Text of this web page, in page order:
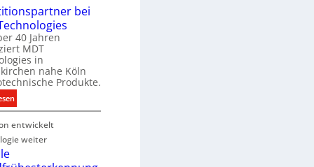
ek
e
n
s
E
n
e
r
g
y
w
i
bei
40 Jahren
MDT
in
nahe Köln
Produkte.
:
N
e
u
r
entwickelt
weiter